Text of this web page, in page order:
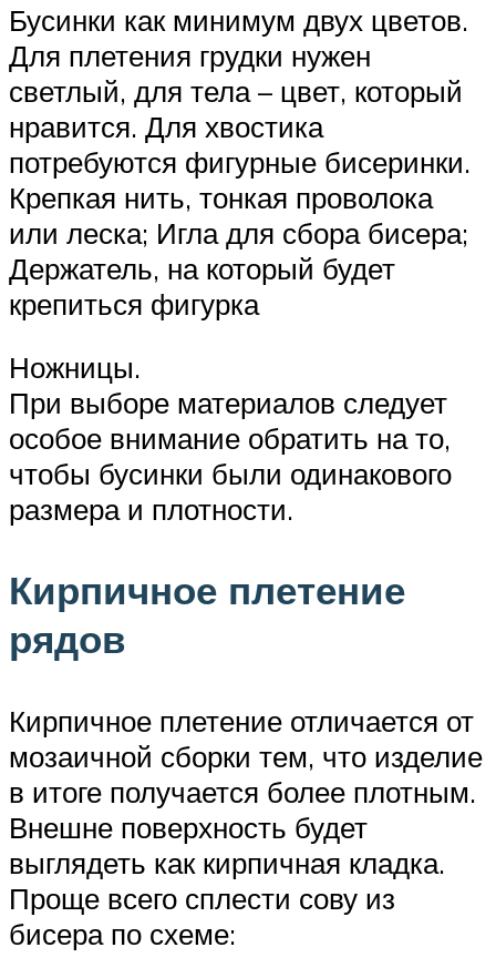
Бусинки как минимум двух цветов.
Для плетения грудки нужен
светлый, для тела – цвет, который
нравится. Для хвостика
потребуются фигурные бисеринки.
Крепкая нить, тонкая проволока
или леска; Игла для сбора бисера;
Держатель, на который будет
крепиться фигурка
Ножницы.
При выборе материалов следует
особое внимание обратить на то,
чтобы бусинки были одинакового
размера и плотности.
Кирпичное плетение
рядов
Кирпичное плетение отличается от
мозаичной сборки тем, что изделие
в итоге получается более плотным.
Внешне поверхность будет
выглядеть как кирпичная кладка.
Проще всего сплести сову из
бисера по схеме: